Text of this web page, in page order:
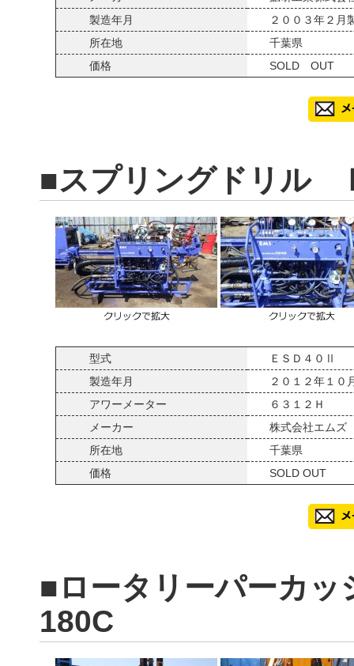
製造年月
２００３年２月
所在地
千葉県
価格
SOLD OUT
■スプリングドリル
型式
ＥＳＤ４０Ⅱ
製造年月
２０１２年１０
アワーメーター
６３１２Ｈ
メーカー
株式会社エムズ
所在地
千葉県
価格
SOLD OUT
■ロータリーパーカ
180C